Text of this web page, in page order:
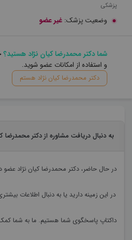
پزشکی
وضعیت پزشک: غیر عضو
شما دکتر محمدرضا کیان نژاد هستید؟
و استفاده از امکانات عضو شوید.
دکتر محمدرضا کیان نژاد هستم
به دنبال دریافت مشاوره از دکتر محمدرضا
در حال حاضر، دکتر محمدرضا کیان نژاد عضو
در این زمینه دارید یا به دنبال اطلاعات
داکتاپ پاسخگوی شما هستیم. ما به شما